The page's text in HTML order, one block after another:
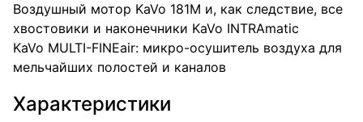
Воздушный мотор KaVo 181M и, как следствие, все
хвостовики и наконечники KaVo INTRAmatic
KaVo MULTI-FINEair: микро-осушитель воздуха для
мельчайших полостей и каналов
Характеристики